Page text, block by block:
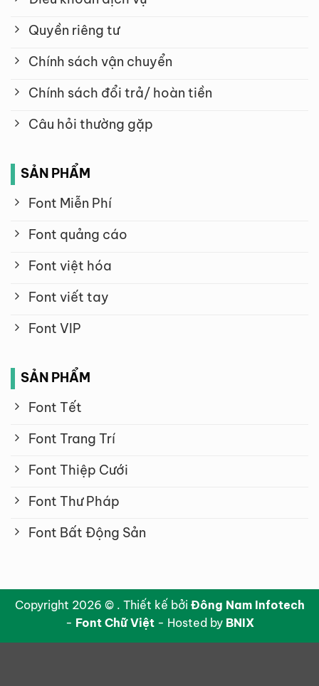
Quyền riêng tư
Chính sách vận chuyển
Chính sách đổi trả/ hoàn tiền
Câu hỏi thường gặp
SẢN PHẨM
Font Miễn Phí
Font quảng cáo
Font việt hóa
Font viết tay
Font VIP
SẢN PHẨM
Font Tết
Font Trang Trí
Font Thiệp Cưới
Font Thư Pháp
Font Bất Động Sản
Copyright 2026 © . Thiết kế bởi Đông Nam Infotech
- Font Chữ Việt- Hosted by BNIX